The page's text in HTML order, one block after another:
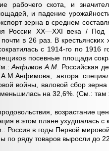
рабочего скота, и
и падение
зерна в среднем
России XX—XXI века /
в 26 раз. В
с 1914-го по
посевные площади
Анфимов А.М . Российская
автора
войны, валовой сбор
на 32,6%. (См.: там
возрастание
в этом плане ухудшалась с
Россия в годы Первой
по ряду товаров выросли до